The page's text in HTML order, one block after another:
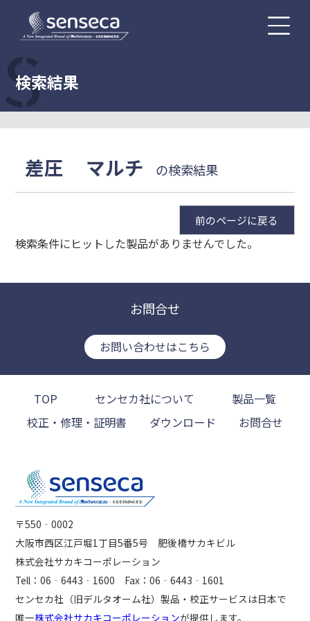
検索結果
差圧 マルチ の検索結果
前のページに戻る
検索条件にヒットした製品がありませんでした。
お問合せ
お問い合わせはこちら
TOP センセカ社について
製品一覧
校正・修理・証明書
ダウンロード お問合せ
〒550‐0002
大阪市西区江戸堀1丁目5番5号 肥後橋サカキビル
株式会社サカキコーポレーション
Tell：06‐6443‐1600 Fax：06‐6443‐1601
センセカ社（旧デルタオーム社）製品・校正サービスは日本で
唯一株式会社サカキコーポレーションが提供します。